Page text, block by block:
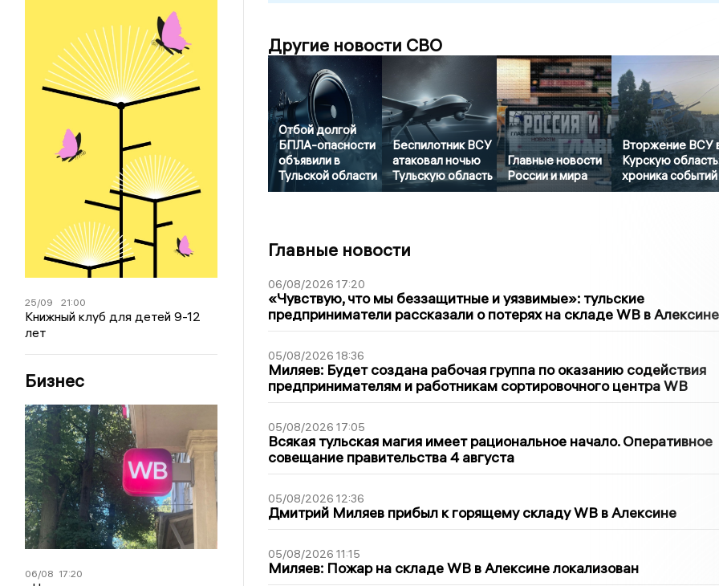
25/09 21:00
Книжный клуб для детей 9-12
лет
Бизнес
06/08 17:20
Другие новости СВО
Отбой долгой
БПЛА-опасности
объявили в
Тульской области
Беспилотник ВСУ
атаковал ночью
Тульскую область
Главные новости
России и мира
Вторжение ВСУ
Курскую
хроника событий
Главные новости
06/08/2026 17:20
«Чувствую, что мы беззащитные и уязвимые»: тульские
предприниматели рассказали о потерях на складе WB в Алексине
05/08/2026 18:36
Миляев: Будет создана рабочая группа по оказанию содействия
предпринимателям и работникам сортировочного центра WB
05/08/2026 17:05
Всякая тульская магия имеет рациональное начало. Оперативное
совещание правительства 4 августа
05/08/2026 12:36
Дмитрий Миляев прибыл к горящему складу WB в Алексине
05/08/2026 11:15
Миляев: Пожар на складе WB в Алексине локализован